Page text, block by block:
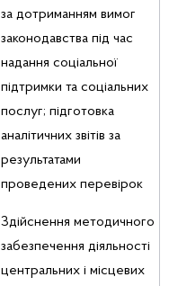
за дотриманням вимог
законодавства під час
надання соціальної
підтримки та соціальних
послуг; підготовка
аналітичних звітів за
результатами
проведених перевірок
Здійснення методичного
забезпечення діяльності
центральних і місцевих